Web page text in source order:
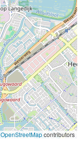
OpenStreetMapcontributors